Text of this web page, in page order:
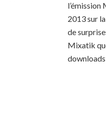
2013 sur
de
Mixatik